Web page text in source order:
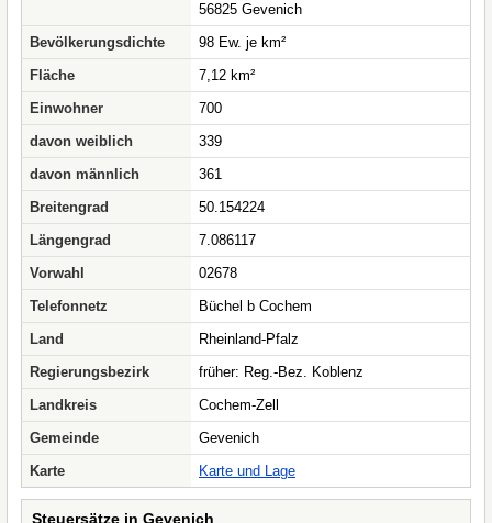
56825 Gevenich
Bevölkerungsdichte
98 Ew. je km²
Fläche
7,12 km²
Einwohner
700
davon weiblich
339
davon männlich
361
Breitengrad
50.154224
Längengrad
7.086117
Vorwahl
02678
Telefonnetz
Büchel b Cochem
Land
Rheinland-Pfalz
Regierungsbezirk
früher: Reg.-Bez. Koblenz
Landkreis
Cochem-Zell
Gemeinde
Gevenich
Karte
Karte und Lage
Steuersätze in Gevenich